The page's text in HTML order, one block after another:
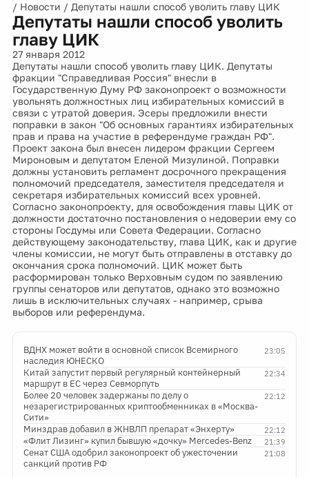
/ Новости / Депутаты нашли способ уволить главу ЦИК
Депутаты нашли способ уволить
главу ЦИК
27 января 2012
Депутаты нашли способ уволить главу ЦИК. Депутаты
фракции "Справедливая Россия" внесли в
Государственную Думу РФ законопроект о возможности
увольнять должностных лиц избирательных комиссий в
связи с утратой доверия. Эсеры предложили внести
поправки в закон "Об основных гарантиях избирательных
прав и права на участие в референдуме граждан РФ".
Проект закона был внесен лидером фракции Сергеем
Мироновым и депутатом Еленой Мизулиной. Поправки
должны установить регламент досрочного прекращения
полномочий председателя, заместителя председателя и
секретаря избирательных комиссий всех уровней.
Согласно законопроекту, для освобождения главы ЦИК от
должности достаточно постановления о недоверии ему со
стороны Госдумы или Совета Федерации. Согласно
действующему законодательству, глава ЦИК, как и другие
члены комиссии, не могут быть отправлены в отставку до
окончания срока полномочий. ЦИК может быть
расформирован только Верховным судом по заявлению
группы сенаторов или депутатов, однако это возможно
лишь в исключительных случаях - например, срыва
выборов или референдума.
23:05
ВДНХ может войти в основной список Всемирного
наследия ЮНЕСКО
22:34
Китай запустит первый регулярный контейнерный
маршрут в ЕС через Севморпуть
22:12
Более 20 человек задержаны по делу о
незарегистрированных криптообменниках в «Москва-
Сити»
22:12
Минздрав добавил в ЖНВЛП препарат «Энхерту»
21:39
«Флит Лизинг» купил бывшую «дочку» Mercedes-Benz
21:08
Сенат США одобрил законопроект об ужесточении
санкций против РФ